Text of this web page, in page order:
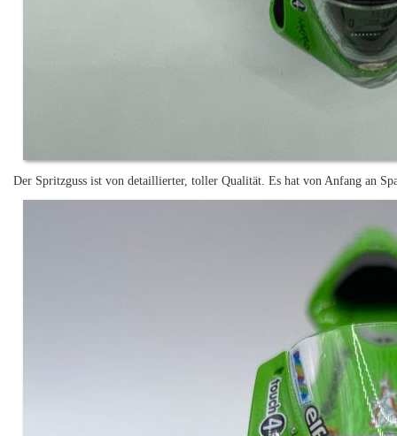
Der Spritzguss ist von detaillierter, toller Qualität. Es hat von Anfang an